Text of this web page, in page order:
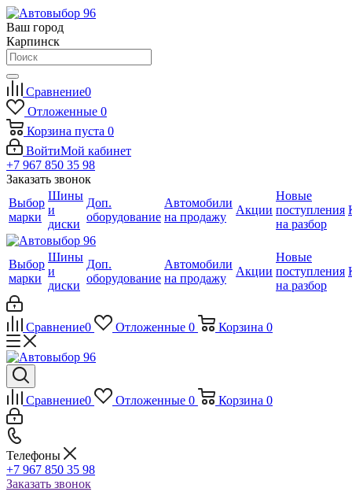
Ваш город
Карпинск
Сравнение0
Отложенные 0
Корзина пуста 0
ВойтиМой кабинет
+7 967 850 35 98
Заказать звонок
Выбор
марки
Шины
и
диски
Доп.
оборудование
Автомобили
на продажу
Акции
Новые
поступления
на разбор
Выбор
марки
Шины
и
диски
Доп.
оборудование
Автомобили
на продажу
Акции
Новые
поступления
на разбор
Сравнение0 Отложенные 0 Корзина 0
Сравнение0 Отложенные 0 Корзина 0
Телефоны
+7 967 850 35 98
Заказать звонок